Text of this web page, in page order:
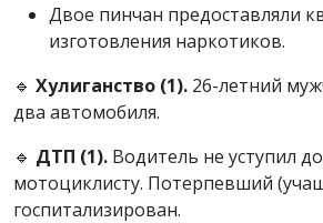
Двое пинчан предоставляли
изготовления наркотиков.
🔹 Хулиганство (1). 26-летний
два автомобиля.
🔹 ДТП (1). Водитель не уступил
мотоциклисту. Потерпевший
госпитализирован.